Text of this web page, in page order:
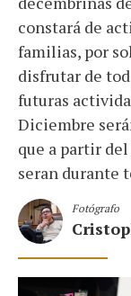
constará de
familias, por
disfrutar de
futuras
Diciembre
que a partir
seran durante
Fotógrafo